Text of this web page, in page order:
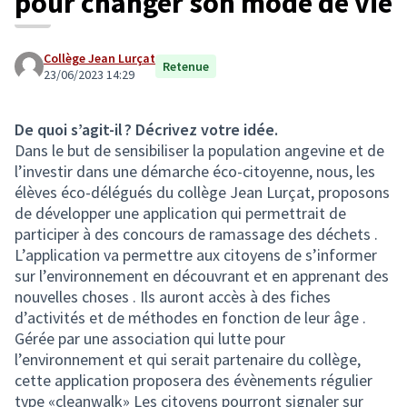
Collège Jean Lurçat
23/06/2023 14:29
Retenue
De quoi s’agit-il ? Décrivez votre idée.
Dans le but de sensibiliser la population angevine et de
l’investir dans une démarche éco-citoyenne, nous, les
élèves éco-délégués du collège Jean Lurçat, proposons
de développer une application qui permettrait de
participer à des concours de ramassage des déchets .
L’application va permettre aux citoyens de s’informer
sur l’environnement en découvrant et en apprenant des
nouvelles choses . Ils auront accès à des fiches
d’activités et de méthodes en fonction de leur âge .
Gérée par une association qui lutte pour
l’environnement et qui serait partenaire du collège,
cette application proposera des évènements régulier
type «cleanwalk» Les citoyens pourront signaler sur